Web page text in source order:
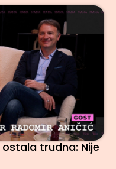
trudna: Nije